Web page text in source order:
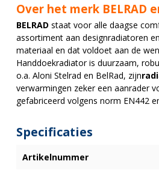
Over het merk BELRAD
BELRAD staat voor alle daagse
assortiment aan designradiatoren
materiaal en dat voldoet aan de
Handdoekradiator is duurzaam,
o.a. Aloni Stelrad en BelRad, zijn
verwarmingen zeker een aanrader
gefabriceerd volgens norm EN442
Specificaties
Artikelnummer